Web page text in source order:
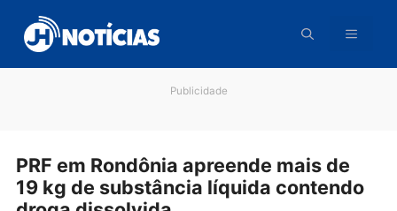
para
conteúdo
PRF em Rondônia apreende mais de